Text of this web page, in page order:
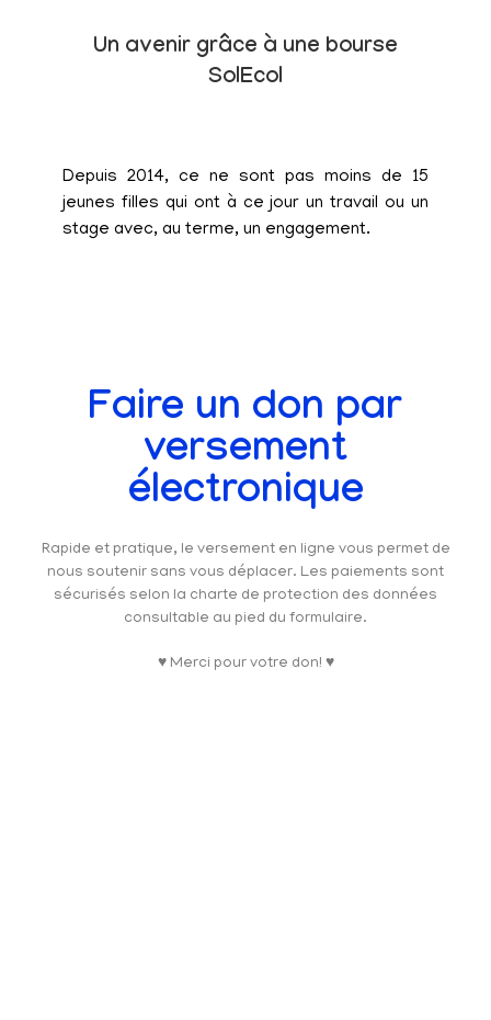
Un avenir grâce à une bourse
SolEcol
Depuis 2014, ce ne sont pas moins de 15
jeunes filles qui ont à ce jour un travail ou un
stage avec, au terme, un engagement.
Faire un don par
versement
électronique
Rapide et pratique, le versement en ligne vous permet de
nous soutenir sans vous déplacer. Les paiements sont
sécurisés selon la charte de protection des données
consultable au pied du formulaire.
♥ Merci pour votre don! ♥